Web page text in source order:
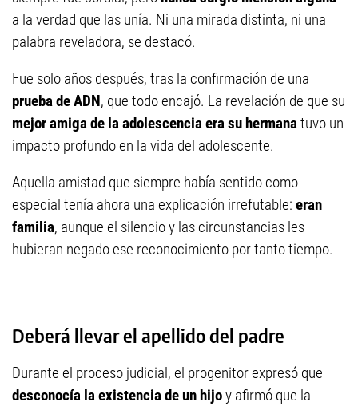
a la verdad que las unía. Ni una mirada distinta, ni una
palabra reveladora, se destacó.
Fue solo años después, tras la confirmación de una
prueba de ADN, que todo encajó. La revelación de que su
mejor amiga de la adolescencia era su hermanatuvo un
impacto profundo en la vida del adolescente.
Aquella amistad que siempre había sentido como
especial tenía ahora una explicación irrefutable: eran
familia, aunque el silencio y las circunstancias les
hubieran negado ese reconocimiento por tanto tiempo.
Deberá llevar el apellido del padre
Durante el proceso judicial, el progenitor expresó que
desconocía la existencia de un hijoy afirmó que la